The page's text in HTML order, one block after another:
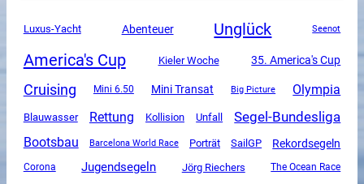
Luxus-Yacht Abenteuer Unglück Seenot
America's Cup Kieler Woche 35. America's Cup
Cruising Mini 6.50 Mini Transat Big Picture Olympia
Blauwasser Rettung Kollision Unfall Segel-Bundesliga
Bootsbau Barcelona World Race Porträt SailGP Rekordsegeln
Corona Jugendsegeln Jörg Riechers The Ocean Race